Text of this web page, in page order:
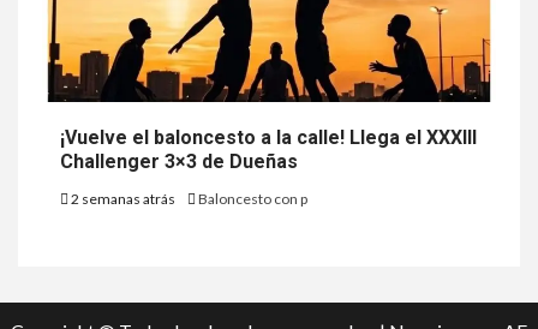
¡Vuelve el baloncesto a la calle! Llega el XXXIII
Challenger 3×3 de Dueñas
2 semanas atrás Baloncesto con p